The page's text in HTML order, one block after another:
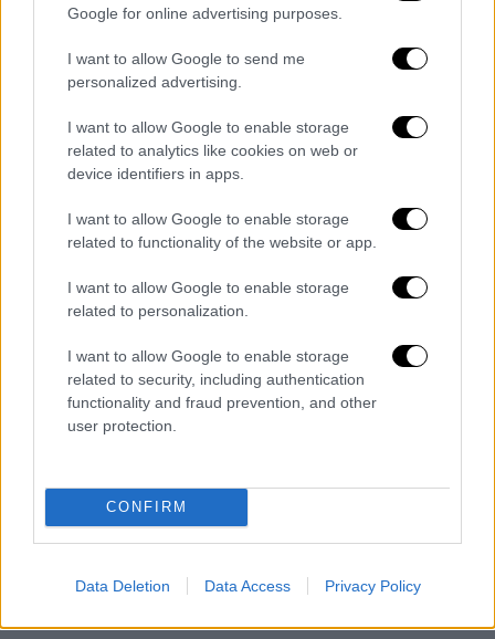
Google for online advertising purposes.
I want to allow Google to send me
personalized advertising.
I want to allow Google to enable storage
related to analytics like cookies on web or
device identifiers in apps.
I want to allow Google to enable storage
related to functionality of the website or app.
I want to allow Google to enable storage
related to personalization.
I want to allow Google to enable storage
related to security, including authentication
functionality and fraud prevention, and other
user protection.
CONFIRM
Data Deletion Data Access Privacy Policy
Επίσης, σχολίασε ότι λόγω του πόνου δεν
μπορεί να κοιμηθεί καλά τα βράδια, κάτι που
έχει αναστατώσει τα ωράριά του: «Δεν
μπορώ να κοιμηθώ τα βράδια, είναι
εφιαλτικό. Μου έχει χαλάσει τελείως τα
ωράρια. Δεν ξέρω ποια είναι η ώρα της
είναι η ώρα του φαγητού. Το μόνο που ξέρω
είναι να κάνω κάθε πρωί αντιθρομβωτικές
ενέσεις. Είμαι κλινήρης, είναι πολύ δύσκολο
να περπατήσω. Δεν μπορώ να πάρω